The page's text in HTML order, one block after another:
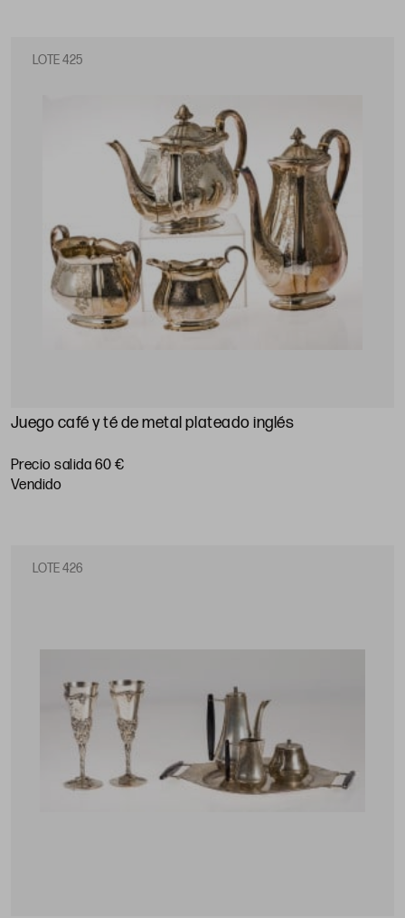
LOTE 425
Juego café y té de metal plateado inglés
Precio salida 60 €
vendido
LOTE 426